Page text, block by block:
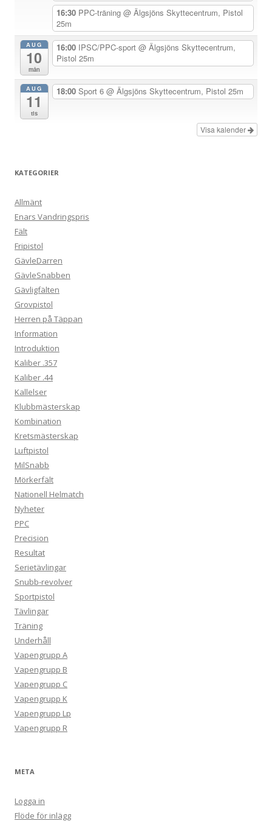
n
16:30 PPC-träning @ Älgsjöns Skyttecentrum, Pistol
25m
AUG
10
mån
16:00 IPSC/PPC-sport @ Älgsjöns Skyttecentrum,
Pistol 25m
AUG
11
tis
18:00 Sport 6 @ Älgsjöns Skyttecentrum, Pistol 25m
Visa kalender
KATEGORIER
Allmänt
Enars Vandringspris
Fält
Fripistol
GävleDarren
GävleSnabben
Gävligfälten
Grovpistol
Herren på Täppan
Information
Introduktion
Kaliber .357
Kaliber .44
Kallelser
Klubbmästerskap
Kombination
Kretsmästerskap
Luftpistol
MilSnabb
Mörkerfält
Nationell Helmatch
Nyheter
PPC
Precision
Resultat
Serietävlingar
Snubb-revolver
Sportpistol
Tävlingar
Träning
Underhåll
Vapengrupp A
Vapengrupp B
Vapengrupp C
Vapengrupp K
Vapengrupp Lp
Vapengrupp R
META
Logga in
Flöde för inlägg